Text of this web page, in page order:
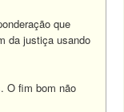
que
da justiça usando
O fim bom não